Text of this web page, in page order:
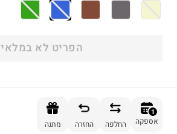
הפריט לא במלאי
1
אספקה החלפה החזרה מתנה